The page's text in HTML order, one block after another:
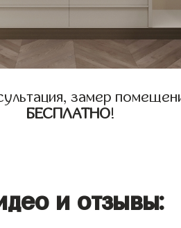
замер
БЕСПЛАТНО!
и отзывы: